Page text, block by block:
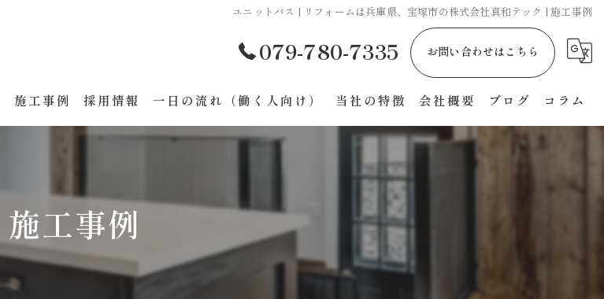
ユニットバス | リフォームは兵庫県、宝塚市の株式会社真和テック | 施工事例
079-780-7335 お問い合わせはこちら
施工事例 採用情報 一日の流れ（働く人向け） 当社の特徴
マンション
エクステリア
会社概要 ブログ コラム
施工事例